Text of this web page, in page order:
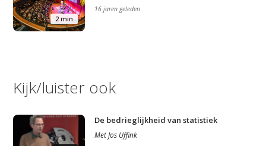
2 min
16 jaren geleden
Kijk/luister ook
De bedrieglijkheid van statistiek
MetJos Uffink